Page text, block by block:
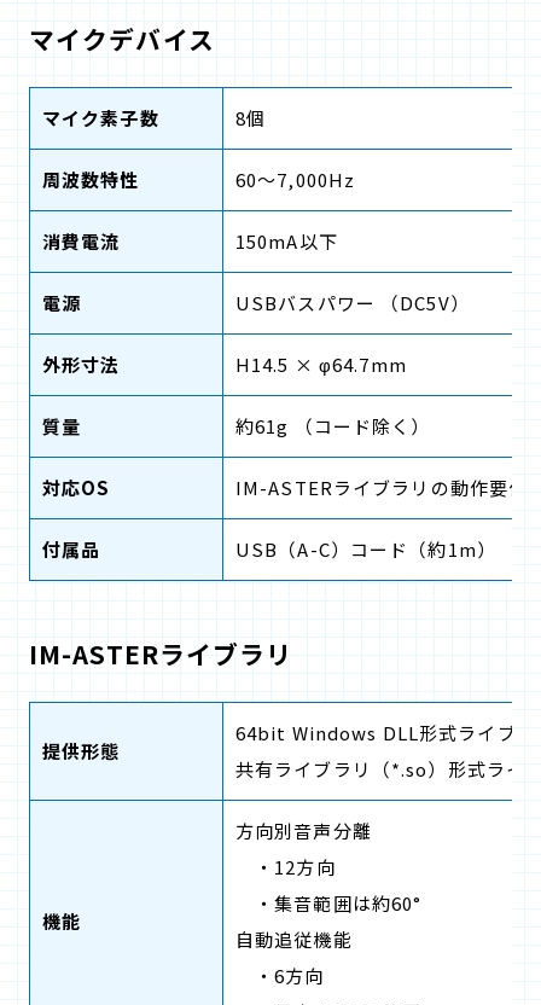
マイクデバイス
マイク素子数 8個
周波数特性 60～7,000Hz
消費電流 150mA以下
電源 USBバスパワー （DC5V）
外形寸法 H14.5 × φ64.7mm
質量 約61g （コード除く）
対応OS IM-ASTERライブラリの動作要件
付属品 USB（A-C）コード（約1m）
IM-ASTERライブラリ
提供形態
64bit Windows DLL形式ライブ
共有ライブラリ（*.so）形式ライ
機能
方向別音声分離
・12方向
・集音範囲は約60°
自動追従機能
・6方向